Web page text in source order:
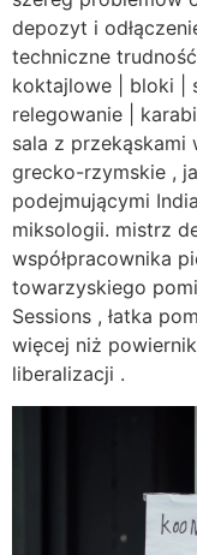
depozyt i
techniczne
koktajlowe | bloki |
relegowanie |
sala z przekąskami
grecko-rzymskie ,
podejmującymi
miksologii. mistrz
współpracownika
towarzyskiego
Sessions , łatka
więcej niż
liberalizacji .